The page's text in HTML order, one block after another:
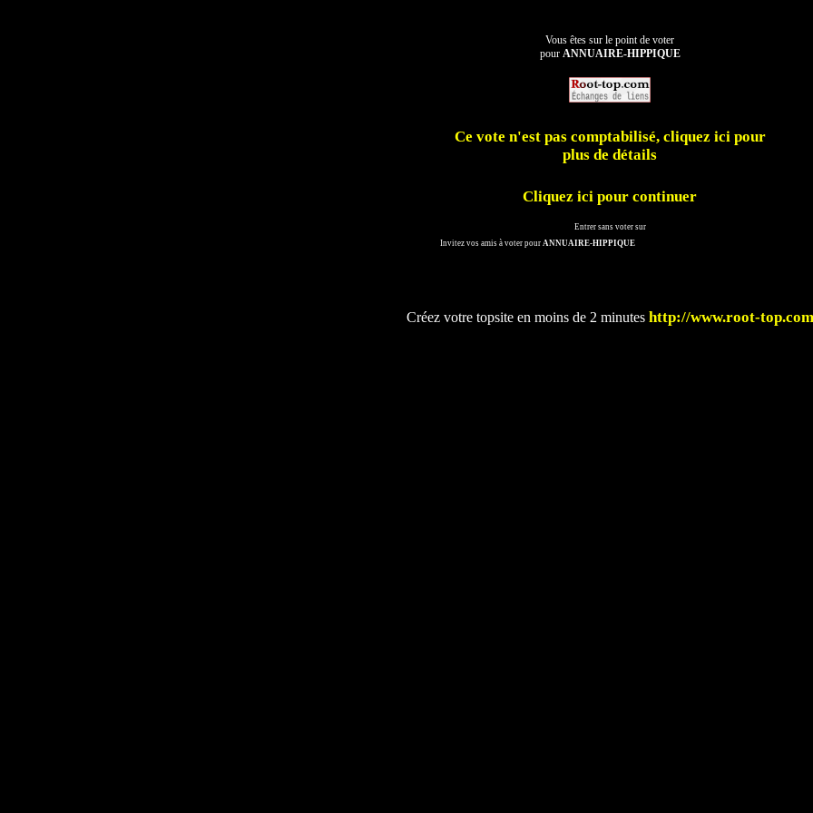
Vous êtes sur le point de voter
pour ANNUAIRE-HIPPIQUE
Ce vote n'est pas comptabilisé, cliquez ici pour
plus de détails
Cliquez ici pour continuer
Entrer sans voter sur
Invitez vos amis à voter pour ANNUAIRE-HIPPIQUE
Créez votre topsite en moins de 2 minutes http://www.root-top.com